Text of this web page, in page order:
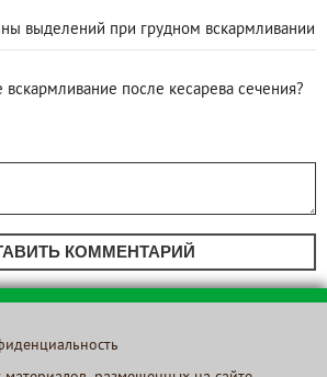
выделений при грудном вскармливании
вскармливание после кесарева сечения?
КОММЕНТАРИЙ